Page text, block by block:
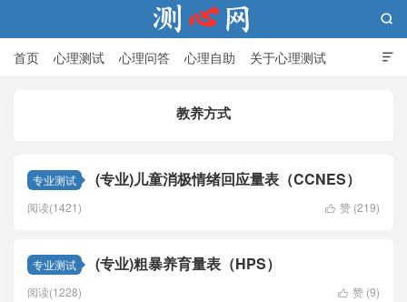

首页 心理测试 心理问答 心理自助 关于心理测试

教养方式
专业测试 (专业)儿童消极情绪回应量表（CCNES）
 赞 (219)
阅读(1421)
专业测试 (专业)粗暴养育量表（HPS）
 赞 (9)
阅读(1228)